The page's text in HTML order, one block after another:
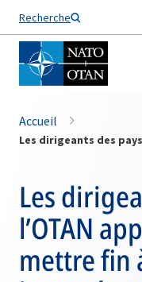
Recherche
Nom de famille*
Accueil
Les
l’OTAN
mettre fin